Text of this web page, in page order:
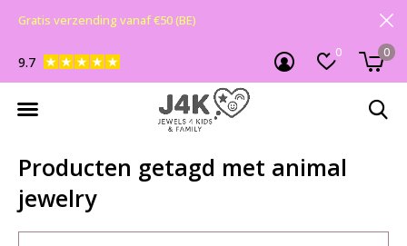
0 0
9.7
Gratis verzending vanaf €50 (BE)
Producten getagd met animal
jewelry